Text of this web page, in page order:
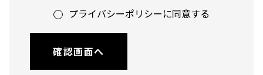
プライバシーポリシーに同意する